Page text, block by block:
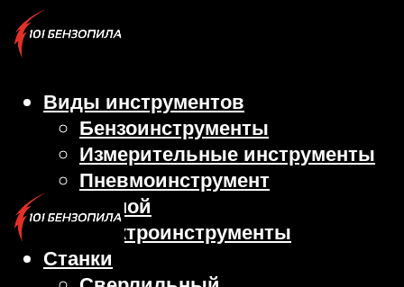
Виды инструментов
Бензоинструменты
Измерительные инструменты
Пневмоинструмент
Ручной
Электроинструменты
Станки